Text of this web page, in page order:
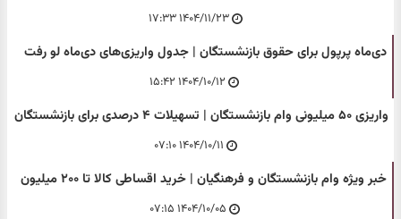
۱۴۰۴/۱۱/۲۳ ۱۷:۳۳
دی‌ماه پرپول برای حقوق بازنشستگان | جدول واریزی‌های دی‌ماه لو رفت
۱۴۰۴/۱۰/۱۲ ۱۵:۴۲
واریزی ۵۰ میلیونی وام بازنشستگان | تسهیلات ۴ درصدی برای بازنشستگان
۱۴۰۴/۱۰/۱۱ ۰۷:۱۰
خبر ویژه وام بازنشستگان و فرهنگیان | خرید اقساطی کالا تا ۲۰۰ میلیون
۱۴۰۴/۱۰/۰۵ ۰۷:۱۵